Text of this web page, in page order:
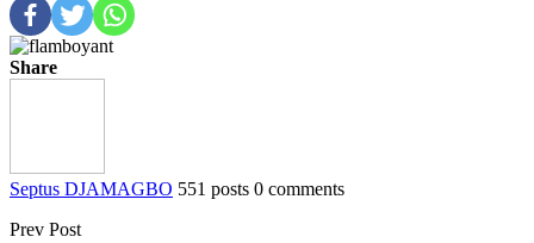
Share
Septus DJAMAGBO 551 posts 0 comments
Prev Post